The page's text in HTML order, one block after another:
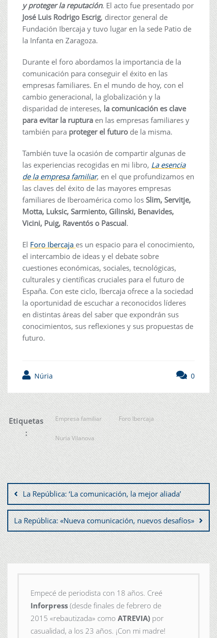
y proteger la reputación. El acto fue presentado por
José Luis Rodrigo Escrig, director general de
Fundación Ibercaja y tuvo lugar en la sede Patio de
la Infanta en Zaragoza.
Durante el foro abordamos la importancia de la
comunicación para conseguir el éxito en las
empresas familiares. En el mundo de hoy, con el
cambio generacional, la globalización y la
disparidad de intereses, la comunicación es clave
para evitar la ruptura en las empresas familiares y
también para proteger el futuro de la misma.
También tuve la ocasión de compartir algunas de
las experiencias recogidas en mi libro, La esencia
de la empresa familiar, en el que profundizamos en
las claves del éxito de las mayores empresas
familiares de Iberoamérica como los Slim, Servitje,
Motta, Luksic, Sarmiento, Gilinski, Benavides,
Vicini, Puig, Raventós o Pascual.
El Foro Ibercaja es un espacio para el conocimiento,
el intercambio de ideas y el debate sobre
cuestiones económicas, sociales, tecnológicas,
culturales y científicas cruciales para el futuro de
España. Con este ciclo, Ibercaja ofrece a la sociedad
la oportunidad de escuchar a reconocidos líderes
en distintas áreas del saber que expondrán sus
conocimientos, sus reflexiones y sus propuestas de
futuro.
Núria 0
Etiquetas
:
Empresa familiar Foro Ibercaja
Nuria Vilanova
La República: ‘La comunicación, la mejor aliada’
La República: «Nueva comunicación, nuevos desafíos»
Empecé de periodista con 18 años. Creé
Inforpress (desde finales de febrero de
2015 «rebautizada» como ATREVIA) por
casualidad, a los 23 años. ¡Con mi madre!